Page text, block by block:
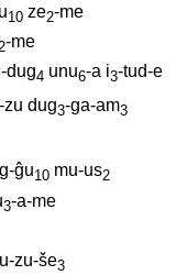
10 ze2-me
2-me
dug4 unu6-a i3-tud-e
zu dug3-ga-am3
ĝu10 mu-us2
3-a-me
zu-še3